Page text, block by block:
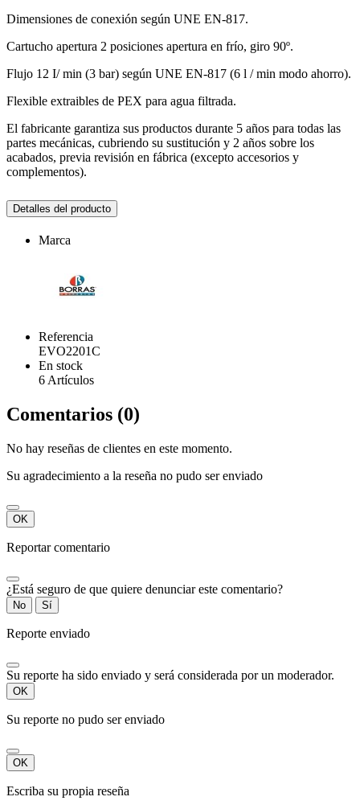
Dimensiones de conexión según UNE EN-817.
Cartucho apertura 2 posiciones apertura en frío, giro 90º.
Flujo 12 I/ min (3 bar) según UNE EN-817 (6 l / min modo ahorro).
Flexible extraibles de PEX para agua filtrada.
El fabricante garantiza sus productos durante 5 años para todas las
partes mecánicas, cubriendo su sustitución y 2 años sobre los
acabados, previa revisión en fábrica (excepto accesorios y
complementos).
Detalles del producto
Marca
Referencia
EVO2201C
En stock
6 Artículos
Comentarios (0)
No hay reseñas de clientes en este momento.
Su agradecimiento a la reseña no pudo ser enviado
OK
Reportar comentario
¿Está seguro de que quiere denunciar este comentario?
No Sí
Reporte enviado
Su reporte ha sido enviado y será considerada por un moderador.
OK
Su reporte no pudo ser enviado
OK
Escriba su propia reseña